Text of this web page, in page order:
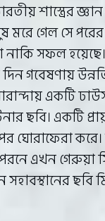
শাস্ত্রের
মরে গেল সে
নাকি সফল
গবেষণায়
একটি
ছবি। একটি
ঘোরাফেরা
পরনে এখন